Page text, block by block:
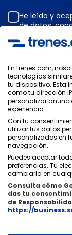
He leído y
de datos,
Copyright ©
En trenes.com,
tecnologías
tu dispositivo. Esta
como tu dirección
personalizar
experiencia.
Con tu
utilizar tus datos
personalizados en
navegación.
Puedes aceptar
preferencias. Tu
cambiarla en
Consulta cómo
das tu
de
https://